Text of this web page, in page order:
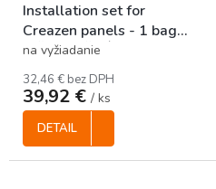
d
u
k
o
v
Installation set for
Creazen panels - 1 bag /
INŠTALAČNÁ SADA pre
CREAZEN panely / 20 ks
plastových fixatorov +12
ks skrutiek /
na vyžiadanie
32,46 € bez DPH
39,92 € / ks
DETAIL